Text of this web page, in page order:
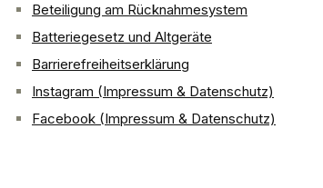
Beteiligung am Rücknahmesystem
Batteriegesetz und Altgeräte
Barrierefreiheitserklärung
Instagram (Impressum & Datenschutz)
Facebook (Impressum & Datenschutz)